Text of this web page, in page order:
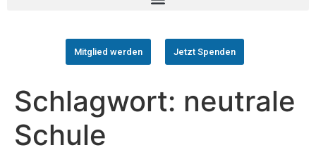
Mitglied werden Jetzt Spenden
Schlagwort: neutrale
Schule